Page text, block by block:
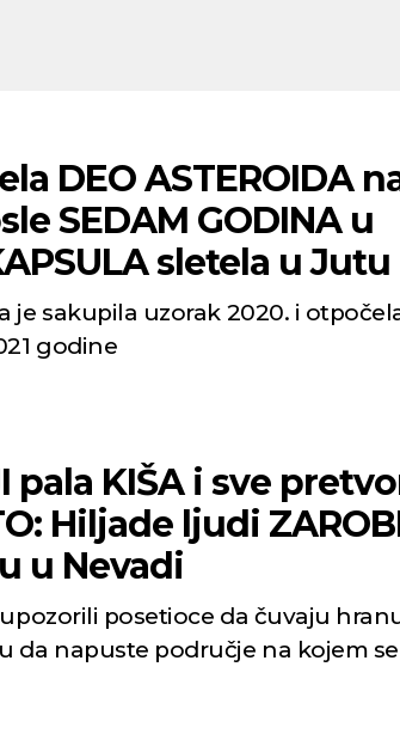
DEO ASTEROIDA
SEDAM GODINA u
sletela u Jutu
je sakupila uzorak 2020. i
godine
pala KIŠA i sve
Hiljade ljudi
u Nevadi
posetioce da čuvaju
da napuste područje na kojem